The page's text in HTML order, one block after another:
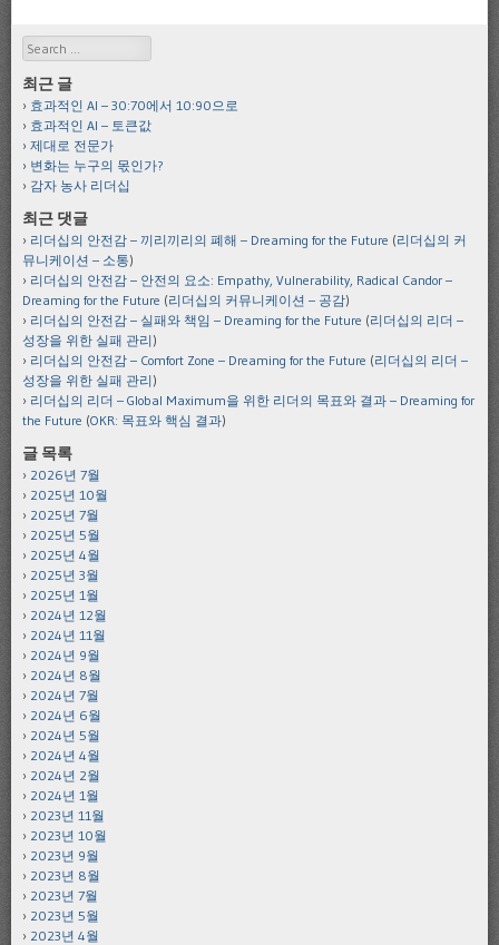
Search
최근 글
효과적인 AI – 30:70에서 10:90으로
효과적인 AI – 토큰값
제대로 전문가
변화는 누구의 몫인가?
감자 농사 리더십
최근 댓글
리더십의 안전감 – 끼리끼리의 폐해 – Dreaming for the Future (리더십의 커
뮤니케이션 – 소통)
리더십의 안전감 – 안전의 요소: Empathy, Vulnerability, Radical Candor –
Dreaming for the Future (리더십의 커뮤니케이션 – 공감)
리더십의 안전감 – 실패와 책임 – Dreaming for the Future (리더십의 리더 –
성장을 위한 실패 관리)
리더십의 안전감 – Comfort Zone – Dreaming for the Future (리더십의 리더 –
성장을 위한 실패 관리)
리더십의 리더 – Global Maximum을 위한 리더의 목표와 결과 – Dreaming for
the Future (OKR: 목표와 핵심 결과)
글 목록
2026년 7월
2025년 10월
2025년 7월
2025년 5월
2025년 4월
2025년 3월
2025년 1월
2024년 12월
2024년 11월
2024년 9월
2024년 8월
2024년 7월
2024년 6월
2024년 5월
2024년 4월
2024년 2월
2024년 1월
2023년 11월
2023년 10월
2023년 9월
2023년 8월
2023년 7월
2023년 5월
2023년 4월